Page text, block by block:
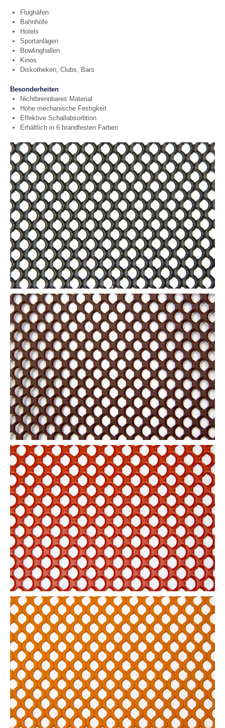
Flughäfen
Bahnhöfe
Hotels
Sportanlagen
Bowlinghallen
Kinos
Diskotheken, Clubs, Bars
Besonderheiten
Nichtbrennbares Material
Hohe mechanische Festigkeit
Effektive Schallabsorbtion
Erhältlich in 6 brandfesten Farben